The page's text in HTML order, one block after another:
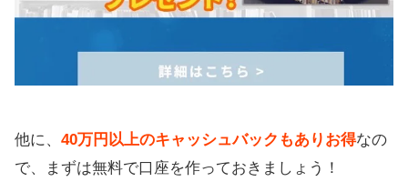
他に、 40万円以上のキャッシュバックもありお得なの
で、まずは無料で口座を作っておきましょう！